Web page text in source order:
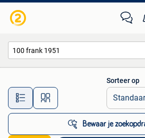
Alle afstanden…
Sorteer op
Bewaar je